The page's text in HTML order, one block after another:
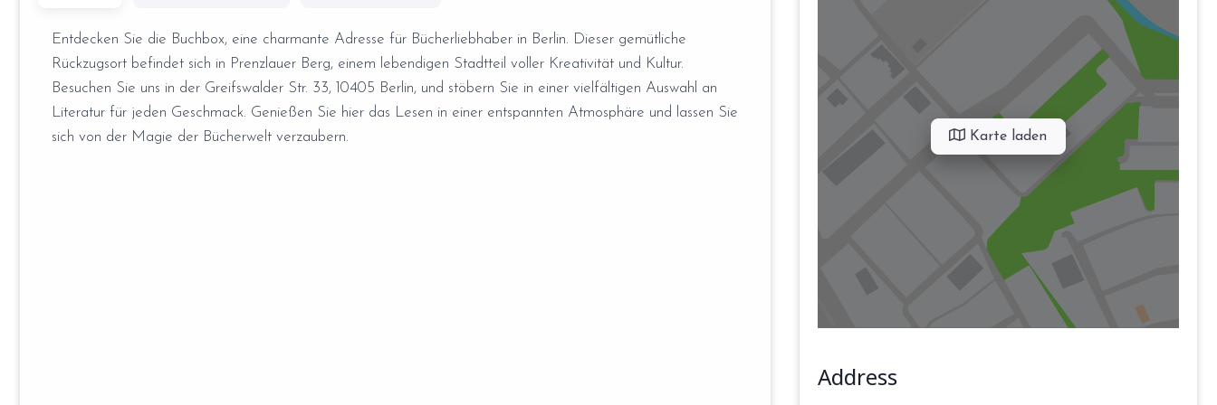
Entdecken Sie die Buchbox, eine charmante Adresse für Bücherliebhaber in Berlin. Dieser gemütliche
Rückzugsort befindet sich in Prenzlauer Berg, einem lebendigen Stadtteil voller Kreativität und Kultur.
Besuchen Sie uns in der Greifswalder Str. 33, 10405 Berlin, und stöbern Sie in einer vielfältigen Auswahl an
Literatur für jeden Geschmack. Genießen Sie hier das Lesen in einer entspannten Atmosphäre und lassen Sie
sich von der Magie der Bücherwelt verzaubern.
Karte laden
Address